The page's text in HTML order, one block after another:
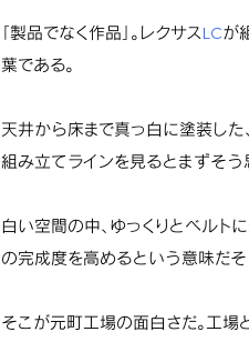
「製品でなく作品」。レクサスLCが
葉である。
天井から床まで真っ白に塗装した
組み立てラインを見るとまずそう
白い空間の中、ゆっくりとベルト
の完成度を高めるという意味だそ
そこが元町工場の面白さだ。工